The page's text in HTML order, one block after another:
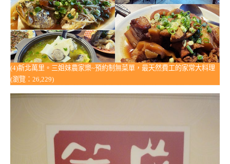
(4)新北萬里。三姐妹農家樂~預約制無菜單，最天然費工的家常大料理
(瀏覽：26,229)